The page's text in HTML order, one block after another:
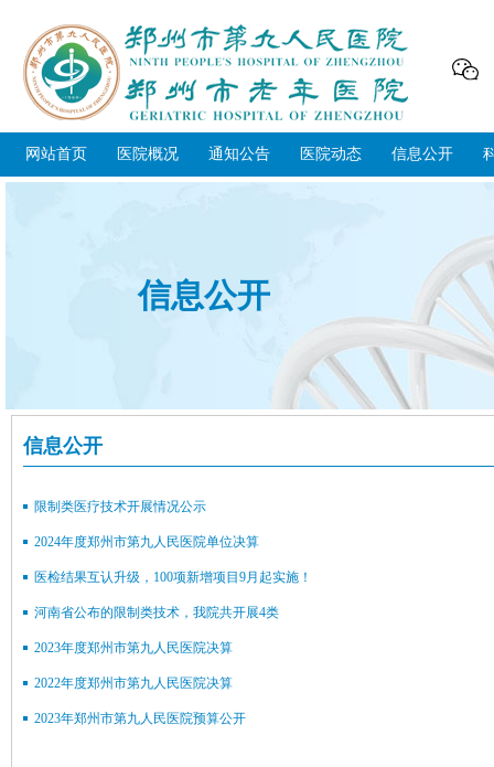
网站首页 医院概况 通知公告 医院动态 信息公开
信息公开
信息公开
限制类医疗技术开展情况公示
2024年度郑州市第九人民医院单位决算
医检结果互认升级，100项新增项目9月起实施！
河南省公布的限制类技术，我院共开展4类
2023年度郑州市第九人民医院决算
2022年度郑州市第九人民医院决算
2023年郑州市第九人民医院预算公开